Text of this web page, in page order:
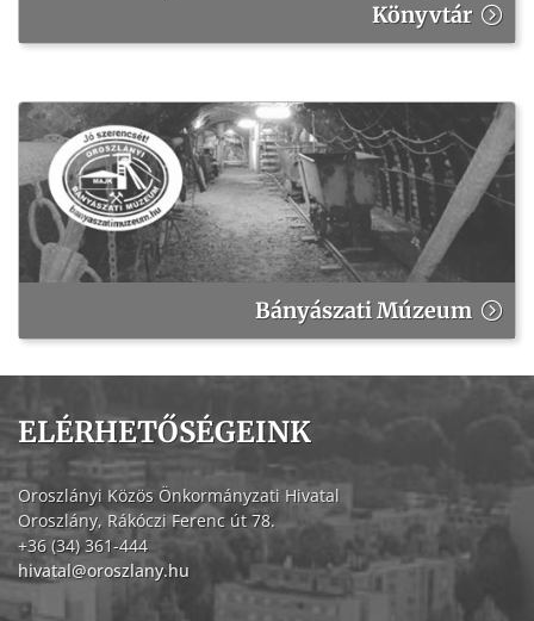
Könyvtár
Bányászati Múzeum
ELÉRHETŐSÉGEINK
Oroszlányi Közös Önkormányzati Hivatal
Oroszlány, Rákóczi Ferenc út 78.
+36 (34) 361-444
hivatal@oroszlany.hu